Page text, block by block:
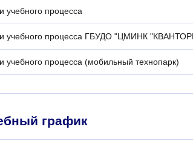
учебного процесса
учебного процесса ГБУДО "ЦМИНК
процесса (мобильный технопарк)
график